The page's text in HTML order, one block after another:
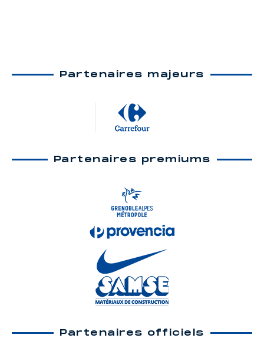
Partenaires majeurs
Partenaires premiums
Partenaires officiels